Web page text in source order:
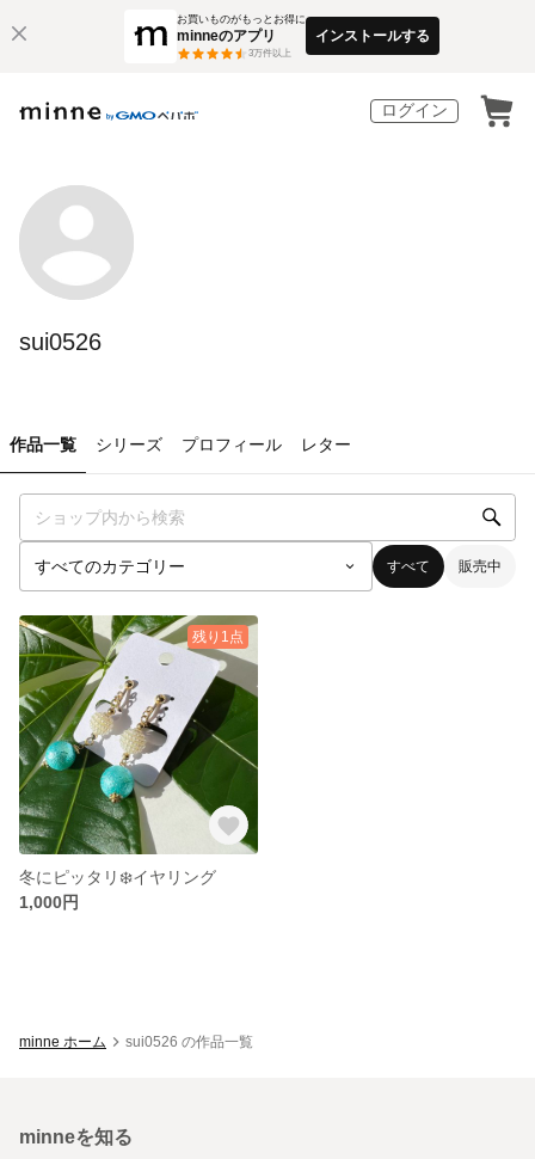
お買いものがもっとお得に
minneのアプリ
3万件以上
インストールする
ログイン
sui0526
作品一覧 シリーズ プロフィール レター
すべて 販売中
残り1点
冬にピッタリ❄️イヤリング
1,000円
minne ホーム sui0526 の作品一覧
minneを知る